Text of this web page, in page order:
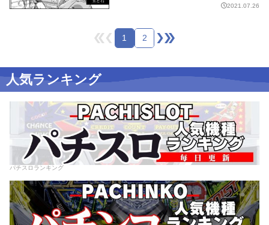
2021.07.26
1 2
人気ランキング
パチスロランキング